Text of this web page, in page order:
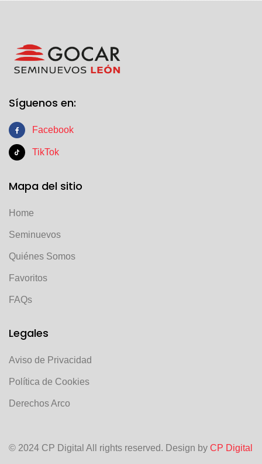
Síguenos en:
Facebook
TikTok
Mapa del sitio
Home
Seminuevos
Quiénes Somos
Favoritos
FAQs
Legales
Aviso de Privacidad
Política de Cookies
Derechos Arco
© 2024 CP Digital All rights reserved. Design by CP Digital